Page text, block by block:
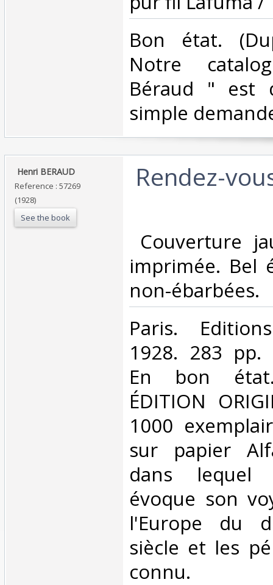
‎Bon état.
Notre
Béraud " est
simple
‎ Henri BERAUD ‎
Reference : 57269
(1928)
See the book
Rendez-
Couverture
imprimée. Bel
non-ébarbées. ‎
‎Paris.
1928. 283 pp.
En bon
ÉDITION
1000
sur papier
dans lequel
évoque son
l'Europe du
siècle et les
connu. ‎